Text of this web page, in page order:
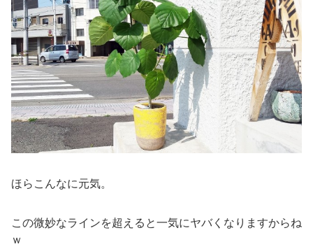
ほらこんなに元気。
この微妙なラインを超えると一気にヤバくなりますからね
ｗ